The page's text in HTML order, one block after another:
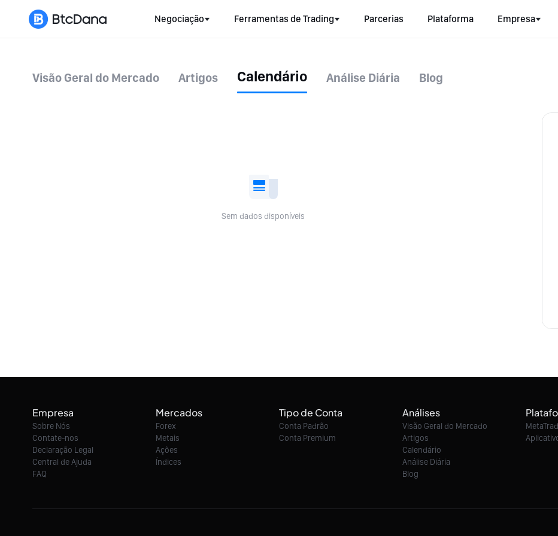
Negociação Ferramentas de Trading Parcerias Plataforma Empresa
Visão Geral do Mercado Artigos Calendário Análise Diária Blog
Sem dados disponíveis
Empresa
Sobre Nós
Contate-nos
Declaração Legal
Central de Ajuda
FAQ
Mercados
Forex
Metais
Ações
Índices
Tipo de Conta
Conta Padrão
Conta Premium
Análises
Visão Geral do Mercado
Artigos
Calendário
Análise Diária
Blog